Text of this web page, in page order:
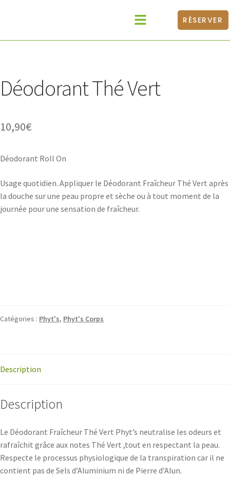
RÉSERVER
Déodorant Thé Vert
10,90€
Déodorant Roll On
Usage quotidien. Appliquer le Déodorant Fraîcheur Thé Vert après
la douche sur une peau propre et sèche ou à tout moment de la
journée pour une sensation de fraîcheur.
Catégories : Phyt's, Phyt's Corps
Description
Description
Le Déodorant Fraîcheur Thé Vert Phyt’s neutralise les odeurs et
rafraîchit grâce aux notes Thé Vert ,tout en respectant la peau.
Respecte le processus physiologique de la transpiration car il ne
contient pas de Sels d’Aluminium ni de Pierre d’Alun.